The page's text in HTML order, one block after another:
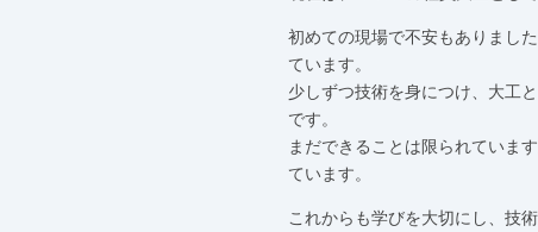
初めての現場で不安もありまし
ています。
少しずつ技術を身につけ、大工
です。
まだできることは限られていま
ています。
これからも学びを大切にし、技